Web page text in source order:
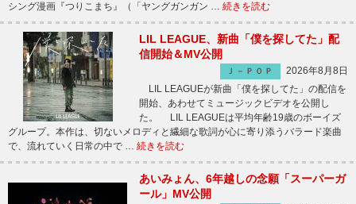
シング漫画『つりこまち』（「ヤングガンガン … 続きを読む
LIL LEAGUE、新曲「僕を探してた」配
信開始＆MV公開
Ｊ－ＰＯＰ
2026年8月8日
LIL LEAGUEが新曲「僕を探してた」の配信を
開始、あわせてミュージックビデオを公開し
た。 LIL LEAGUEは平均年齢19歳のボーイズ
グループ。本作は、切ないメロディと繊細な歌詞が心に寄り添うバラード楽曲
で、流れていく日常の中で … 続きを読む
あいみょん、6年越しの念願「スーパーガ
ール」MV公開